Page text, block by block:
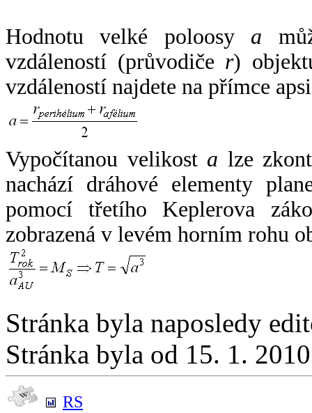
Hodnotu velké poloosy a
vzdáleností (průvodiče r)
vzdáleností najdete na přímce
Vypočítanou velikost a lze
nachází dráhové elementy
pomocí třetího Keplerova
zobrazená v levém horním rohu
Stránka byla naposledy
Stránka byla od 15. 1.
RS